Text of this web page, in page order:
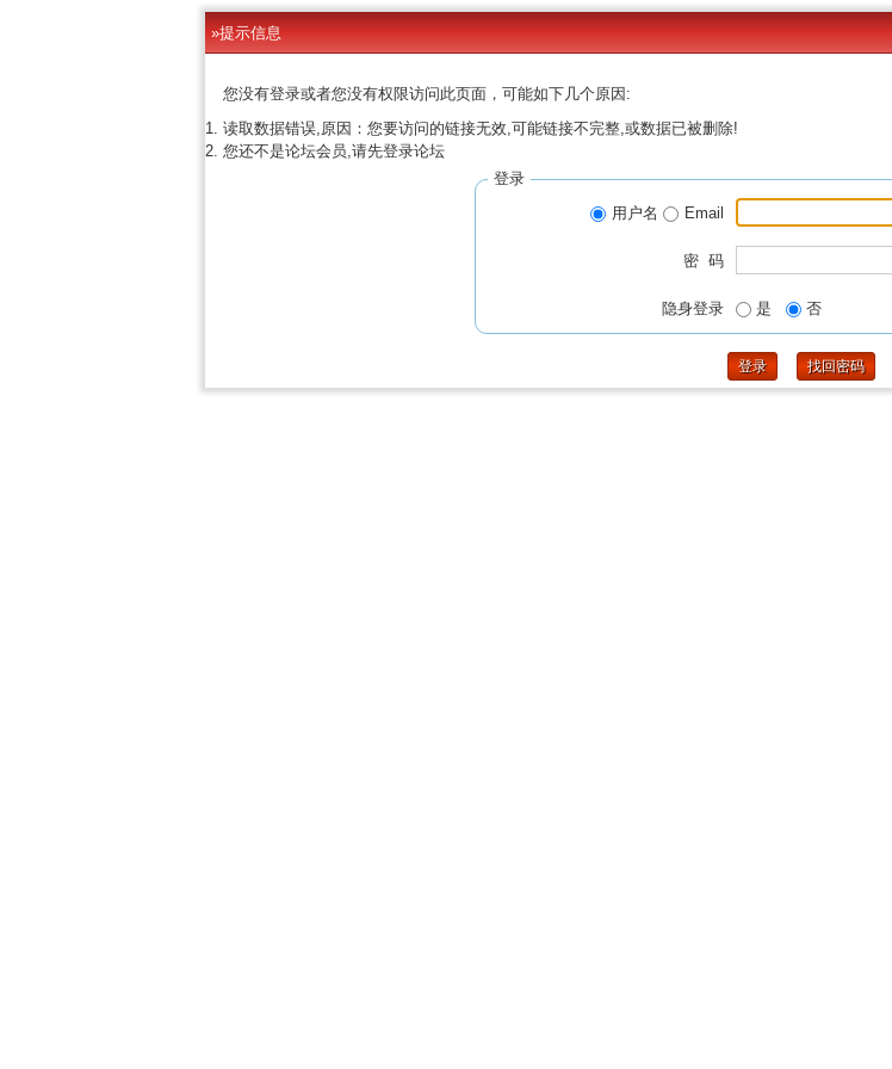
»提示信息
您没有登录或者您没有权限访问此页面，可能如下几个原因:
读取数据错误,原因：您要访问的链接无效,可能链接不完整,或数据已被删除!
您还不是论坛会员,请先登录论坛
登录
用户名
Email
密 码
隐身登录 是 否